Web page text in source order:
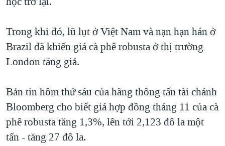
Trong khi đó, lũ lụt ở Việt Nam và nạn hạn hán ở
Brazil đã khiến giá cà phê robusta ở thị trường
London tăng giá.
Bản tin hôm thứ sáu của hãng thông tấn tài chánh
Bloomberg cho biết giá hợp đồng tháng 11 của cà
phê robusta tăng 1,3%, lên tới 2,123 đô la một
tấn - tăng 27 đô la.